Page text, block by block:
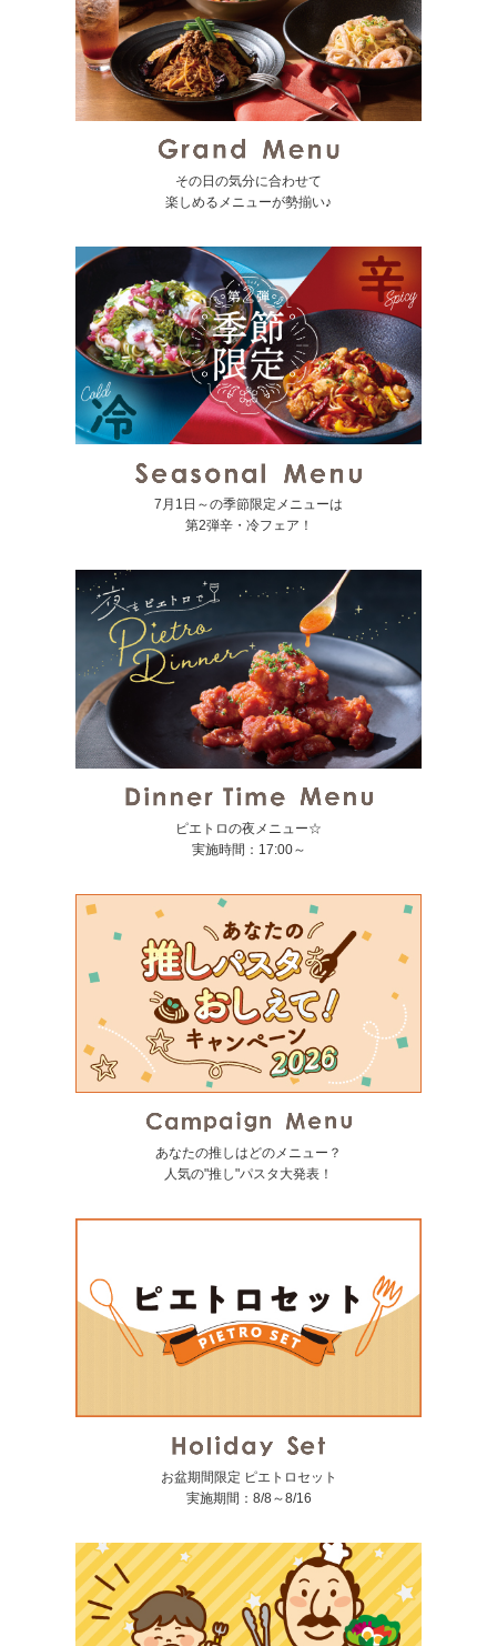
その日の気分に合わせて
楽しめるメニューが勢揃い♪
7月1日～の季節限定メニューは
第2弾辛・冷フェア！
ピエトロの夜メニュー☆
実施時間：17:00～
あなたの推しはどのメニュー？
人気の"推し"パスタ大発表！
お盆期間限定 ピエトロセット
実施期間：8/8～8/16